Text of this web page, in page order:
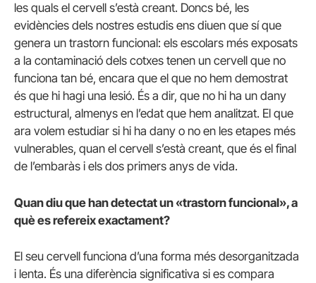
les quals el cervell s’està creant. Doncs bé, les
evidències dels nostres estudis ens diuen que sí que
genera un trastorn funcional: els escolars més exposats
a la contaminació dels cotxes tenen un cervell que no
funciona tan bé, encara que el que no hem demostrat
és que hi hagi una lesió. És a dir, que no hi ha un dany
estructural, almenys en l’edat que hem analitzat. El que
ara volem estudiar si hi ha dany o no en les etapes més
vulnerables, quan el cervell s’està creant, que és el final
de l’embaràs i els dos primers anys de vida.
Quan diu que han detectat un «trastorn funcional», a
què es refereix exactament?
El seu cervell funciona d’una forma més desorganitzada
i lenta. És una diferència significativa si es compara